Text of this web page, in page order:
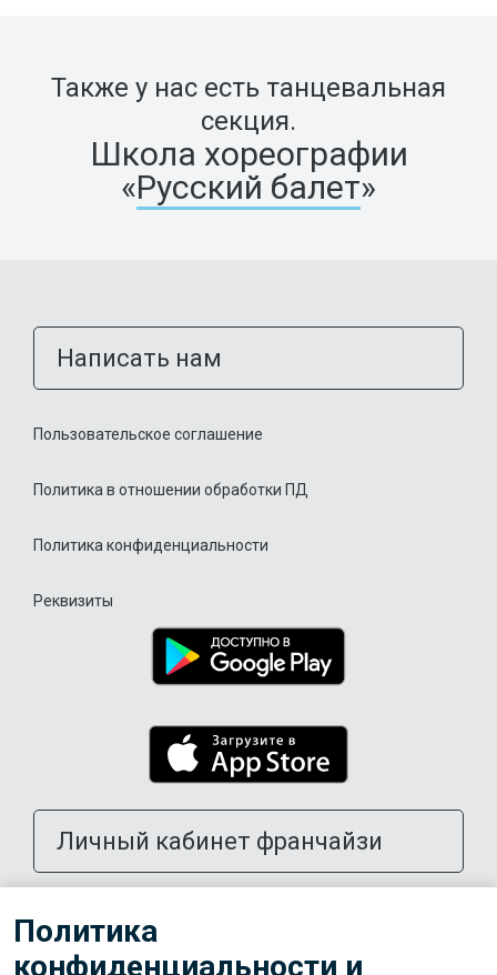
Также у нас есть танцевальная
секция.
Школа хореографии
«Русский балет»
Написать нам
Пользовательское соглашение
Политика в отношении обработки ПД
Политика конфиденциальности
Реквизиты
Личный кабинет франчайзи
Политика
конфиденциальности и